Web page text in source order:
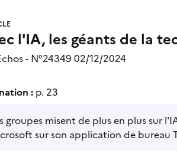
l'IA, les géants de la
- N°24349 02/12/2024
: p. 23
groupes misent de plus en plus sur
sur son application de bureau